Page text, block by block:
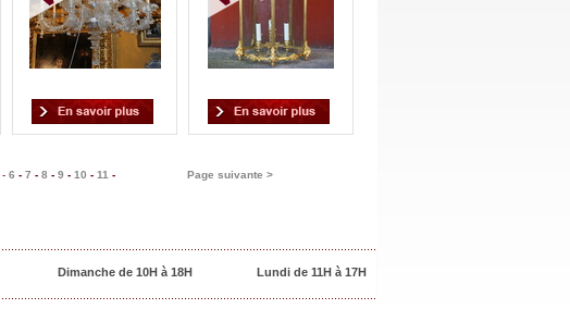
- 6 - 7 - 8 - 9 - 10 - 11 - Page suivante >
Dimanche de 10H à 18H Lundi de 11H à 17H